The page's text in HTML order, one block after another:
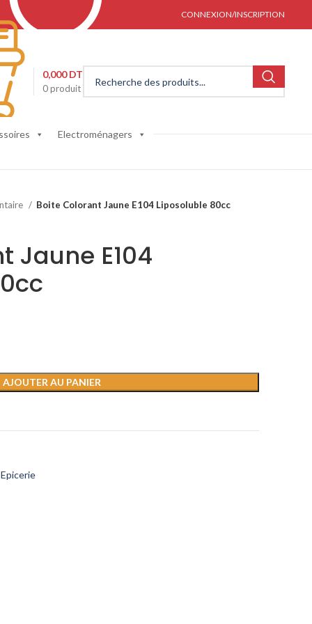
CONNEXION/INSCRIPTION
0produit
0,000DT
Electroménagers
Boite Colorant Jaune E104 Liposoluble 80cc
Jaune E104
AJOUTER AU PANIER
Epicerie